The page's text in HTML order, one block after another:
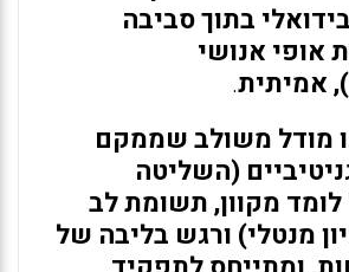
בתוך סביבה
אופי אנושי
.
מודל משולב שממקם
(השליטה
מקוון, תשומת לב
מנטלי) ורגש בליבה של